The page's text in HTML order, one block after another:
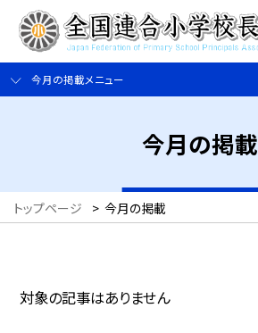
今月の掲載メニュー
今月の掲載
トップページ > 今月の掲載
対象の記事はありません